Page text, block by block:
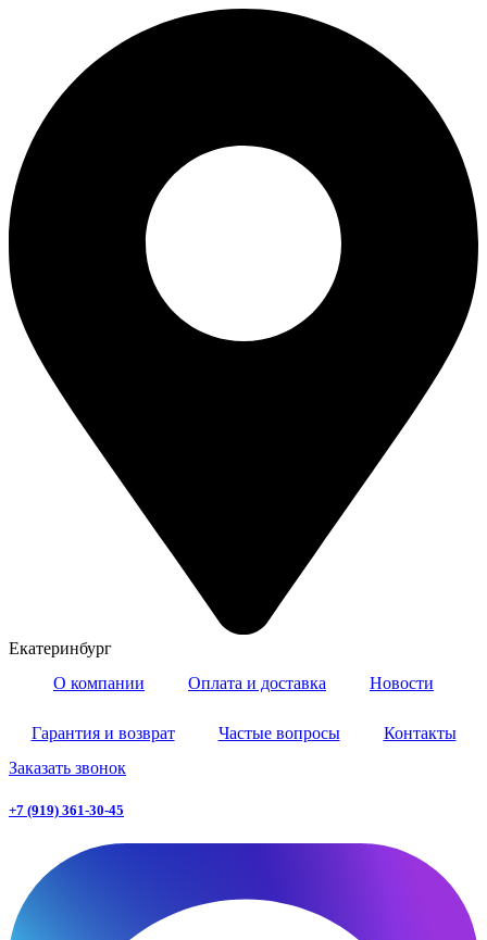
содержимому
Екатеринбург
О компании
Оплата и доставка Новости
Гарантия и возврат Частые вопросы
Контакты
Заказать звонок
+7 (919) 361-30-45